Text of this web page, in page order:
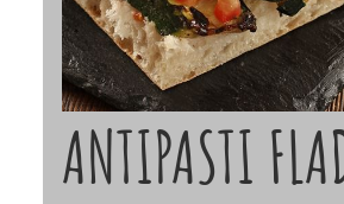
ANTIPASTI